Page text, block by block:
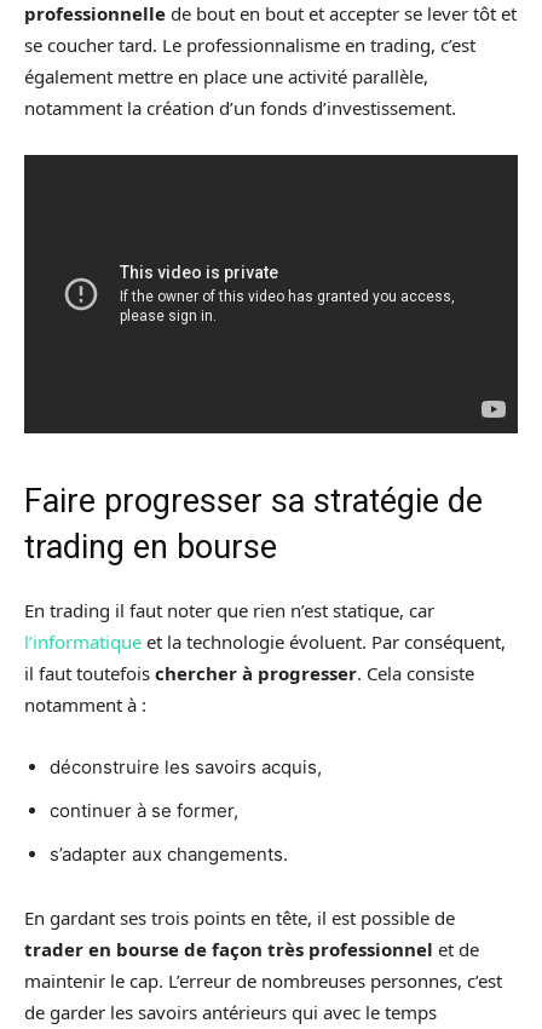
professionnelle de bout en bout et accepter se lever tôt et
se coucher tard. Le professionnalisme en trading, c’est
également mettre en place une activité parallèle,
notamment la création d’un fonds d’investissement.
Faire progresser sa stratégie de
trading en bourse
En trading il faut noter que rien n’est statique, car
l’informatique et la technologie évoluent. Par conséquent,
il faut toutefois chercher à progresser. Cela consiste
notamment à :
déconstruire les savoirs acquis,
continuer à se former,
s’adapter aux changements.
En gardant ses trois points en tête, il est possible de
trader en bourse de façon très professionnel et de
maintenir le cap. L’erreur de nombreuses personnes, c’est
de garder les savoirs antérieurs qui avec le temps